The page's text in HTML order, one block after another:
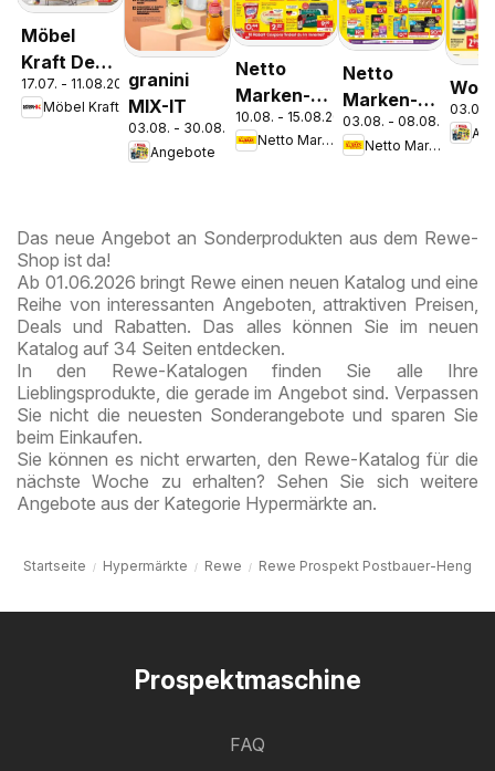
Möbel
Kraft Der
Sommer
zieht ein!
17.07. - 11.08.2026
Möbel Kraft
granini
MIX-IT
03.08. - 30.08.2026
Angebote
Netto
Marken-
Discount
Prospekt
10.08. - 15.08.2026
Netto Marken-Discount
Netto
Marken-
Discount
Prospekt
Berg
03.08. - 08.08.2026
Netto Marken-Discount
03.08.
Das neue Angebot an Sonderprodukten aus dem Rewe-
Shop ist da!
Ab 01.06.2026 bringt Rewe einen neuen Katalog und eine
Reihe von interessanten Angeboten, attraktiven Preisen,
Deals und Rabatten. Das alles können Sie im neuen
Katalog auf 34 Seiten entdecken.
In den Rewe-Katalogen finden Sie alle Ihre
Lieblingsprodukte, die gerade im Angebot sind. Verpassen
Sie nicht die neuesten Sonderangebote und sparen Sie
beim Einkaufen.
Sie können es nicht erwarten, den Rewe-Katalog für die
nächste Woche zu erhalten? Sehen Sie sich weitere
Angebote aus der Kategorie Hypermärkte an.
Startseite Hypermärkte Rewe Rewe Prospekt Postbauer-Heng
Prospektmaschine
FAQ